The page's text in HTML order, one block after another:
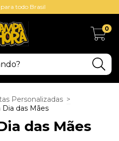
todo Brasil
0
Personalizadas >
Dia das Mães
das Mães